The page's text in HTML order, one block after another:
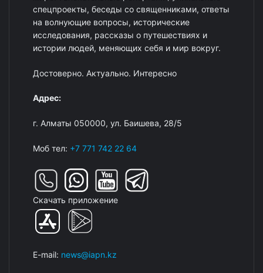
спецпроекты, беседы со священниками, ответы
на волнующие вопросы, исторические
исследования, рассказы о путешествиях и
истории людей, меняющих себя и мир вокруг.
Достоверно. Актуально. Интересно
Адрес:
г. Алматы 050000, ул. Баишева, 28/5
Моб тел: +7 771 742 22 64
Скачать приложение
E-mail: news@iapn.kz